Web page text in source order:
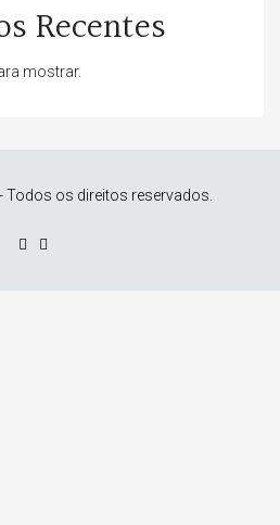
Recentes
mostrar.
Todos os direitos reservados.